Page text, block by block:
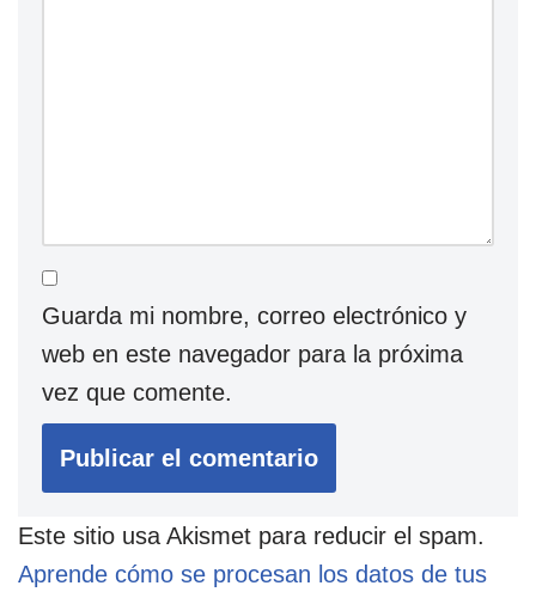
Guarda mi nombre, correo electrónico y
web en este navegador para la próxima
vez que comente.
Este sitio usa Akismet para reducir el spam.
Aprende cómo se procesan los datos de tus